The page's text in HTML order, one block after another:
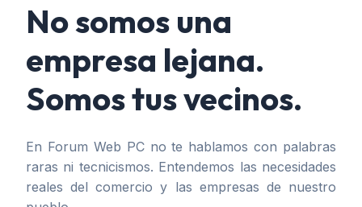
No somos una
empresa lejana.
Somos tus vecinos.
En Forum Web PC no te hablamos con palabras
raras ni tecnicismos. Entendemos las necesidades
reales del comercio y las empresas de nuestro